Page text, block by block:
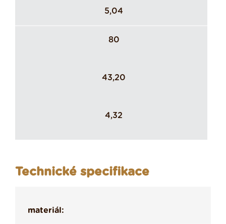
5,04
80
43,20
4,32
Technické specifikace
materiál: